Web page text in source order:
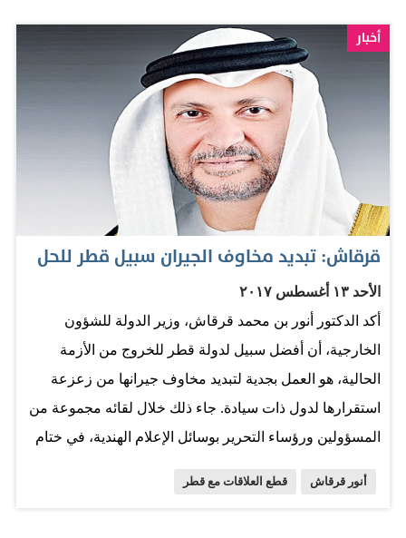
مع العراق، بدأنا كمجموعة مرحلة بناء الجسور والعمل
الجماعي المخلص ". وأكد قرقاش أن لتصريح الشيخ محمد بن
زايد بعد لقائه مع السيد مقتدى الصدر دلالات مهمة، مشددا
على أن طموحنا أن نرى عراقا عربيا مزدهرا مستقرا، ..
التحدي كبير والجائزة أكبر. المصدر: البيان
أخبار
قرقاش: تبديد مخاوف الجيران سبيل قطر للحل
الأحد ١٣ أغسطس ٢٠١٧
أكد الدكتور أنور بن محمد قرقاش، وزير الدولة للشؤون
الخارجية، أن أفضل سبيل لدولة قطر للخروج من الأزمة
الحالية، هو العمل بجدية لتبديد مخاوف جيرانها من زعزعة
استقرارها لدول ذات سيادة. جاء ذلك خلال لقائه مجموعة من
المسؤولين ورؤساء التحرير بوسائل الإعلام الهندية، في ختام
أنور قرقاش قطع العلاقات مع قطر